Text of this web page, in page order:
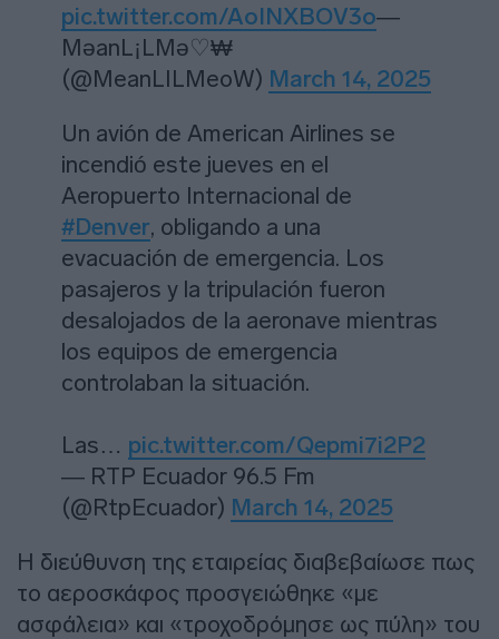
pic.twitter.com/AoINXBOV3o—
MəanL¡LMə♡₩
(@MeanLILMeoW) March 14, 2025
Un avión de American Airlines se
incendió este jueves en el
Aeropuerto Internacional de
#Denver, obligando a una
evacuación de emergencia. Los
pasajeros y la tripulación fueron
desalojados de la aeronave mientras
los equipos de emergencia
controlaban la situación.
Las… pic.twitter.com/Qepmi7i2P2
— RTP Ecuador 96.5 Fm
(@RtpEcuador) March 14, 2025
Η διεύθυνση της εταιρείας διαβεβαίωσε πως
το αεροσκάφος προσγειώθηκε «με
ασφάλεια» και «τροχοδρόμησε ως πύλη» του